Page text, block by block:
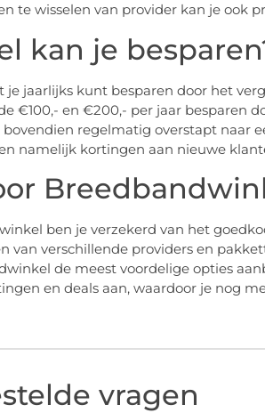
te wisselen van provider kan je ook
kan je
je jaarlijks kunt besparen door het
€100,- en €200,- per jaar besparen
bovendien regelmatig overstapt naar
namelijk kortingen aan nieuwe
ben je verzekerd van het
van verschillende providers en
de meest voordelige opties
en deals aan, waardoor je nog
vragen